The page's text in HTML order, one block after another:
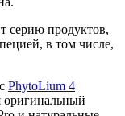
серию продуктов,
в том числе,
PhytoLium 4
оригинальный